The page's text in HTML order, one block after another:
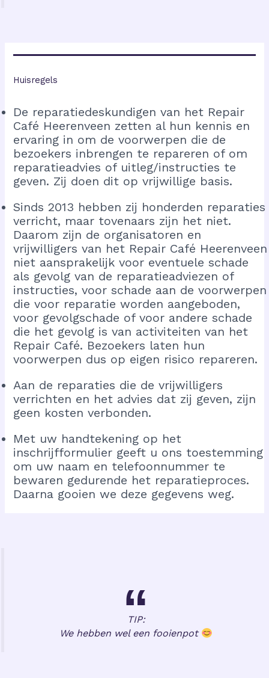
Huisregels
De reparatiedeskundigen van het Repair
Café Heerenveen zetten al hun kennis en
ervaring in om de voorwerpen die de
bezoekers inbrengen te repareren of om
reparatieadvies of uitleg/instructies te
geven. Zij doen dit op vrijwillige basis.
Sinds 2013 hebben zij honderden reparaties
verricht, maar tovenaars zijn het niet.
Daarom zijn de organisatoren en
vrijwilligers van het Repair Café Heerenveen
niet aansprakelijk voor eventuele schade
als gevolg van de reparatieadviezen of
instructies, voor schade aan de voorwerpen
die voor reparatie worden aangeboden,
voor gevolgschade of voor andere schade
die het gevolg is van activiteiten van het
Repair Café. Bezoekers laten hun
voorwerpen dus op eigen risico repareren.
Aan de reparaties die de vrijwilligers
verrichten en het advies dat zij geven, zijn
geen kosten verbonden.
Met uw handtekening op het
inschrijfformulier geeft u ons toestemming
om uw naam en telefoonnummer te
bewaren gedurende het reparatieproces.
Daarna gooien we deze gegevens weg.
TIP:
We hebben wel een fooienpot